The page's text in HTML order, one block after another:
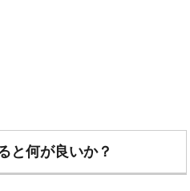
と何が良いか？